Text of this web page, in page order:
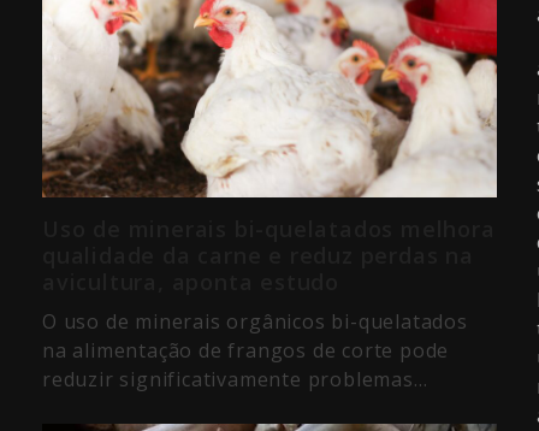
O uso de minerais orgânicos bi-quelatados
na alimentação de frangos de corte pode
reduzir significativamente problemas…